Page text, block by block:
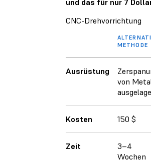
CNC-Drehvorrichtung
METHODE
Ausrüstung
von
Kosten 150 $
Zeit
3–4
Wochen